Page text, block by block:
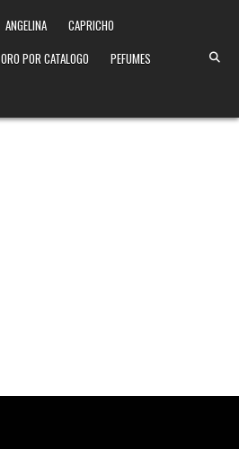
ANGELINA
CAPRICHO
ORO POR CATALOGO
PEFUMES